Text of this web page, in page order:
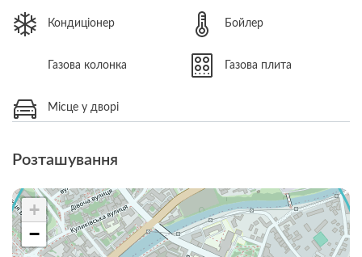
Кондиціонер Бойлер
Газова колонка Газова плита
Місце у дворі
Розташування
+
−